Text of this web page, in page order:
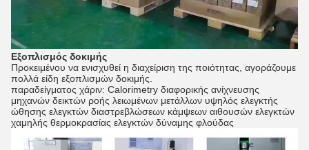
Εξοπλισμός δοκιμής
Προκειμένου να ενισχυθεί η διαχείριση της ποιότητας, αγοράζουμε
πολλά είδη εξοπλισμών δοκιμής.
παραδείγματος χάριν: Calorimetry διαφορικής ανίχνευσης
μηχανών δεικτών ροής λειωμένων μετάλλων υψηλός ελεγκτής
ώθησης ελεγκτών διαστρεβλώσεων κάμψεων αιθουσών ελεγκτών
χαμηλής θερμοκρασίας ελεγκτών δύναμης φλούδας